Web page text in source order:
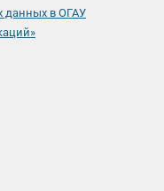
данных в ОГАУ